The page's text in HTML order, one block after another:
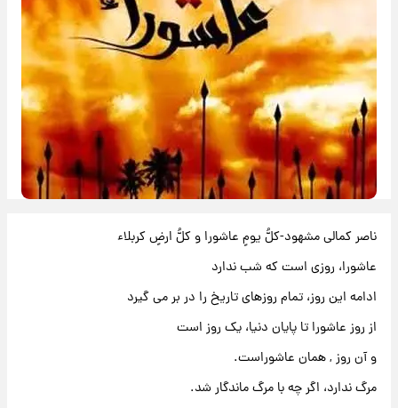
ناصر کمالی مشهود-کلُّ یومٍ عاشورا و کلُّ ارضٍ کربلاء
عاشورا، روزی است که شب ندارد
ادامه این روز، تمام روزهای تاریخ را در بر می گیرد
از روز عاشورا تا پایان دنیا، یک روز است
و آن روز , همان عاشوراست.
مرگ ندارد، اگر چه با مرگ ماندگار شد.